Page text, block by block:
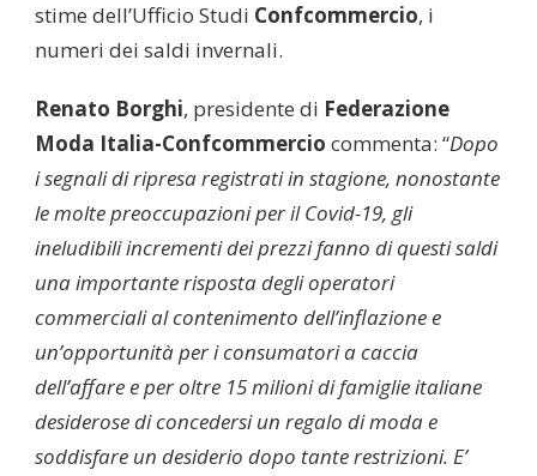
stime dell’Ufficio Studi Confcommercio, i
numeri dei saldi invernali.
Renato Borghi, presidente di Federazione
Moda Italia-Confcommercio commenta: “Dopo
i segnali di ripresa registrati in stagione, nonostante
le molte preoccupazioni per il Covid-19, gli
ineludibili incrementi dei prezzi fanno di questi saldi
una importante risposta degli operatori
commerciali al contenimento dell’inflazione e
un’opportunità per i consumatori a caccia
dell’affare e per oltre 15 milioni di famiglie italiane
desiderose di concedersi un regalo di moda e
soddisfare un desiderio dopo tante restrizioni. E’